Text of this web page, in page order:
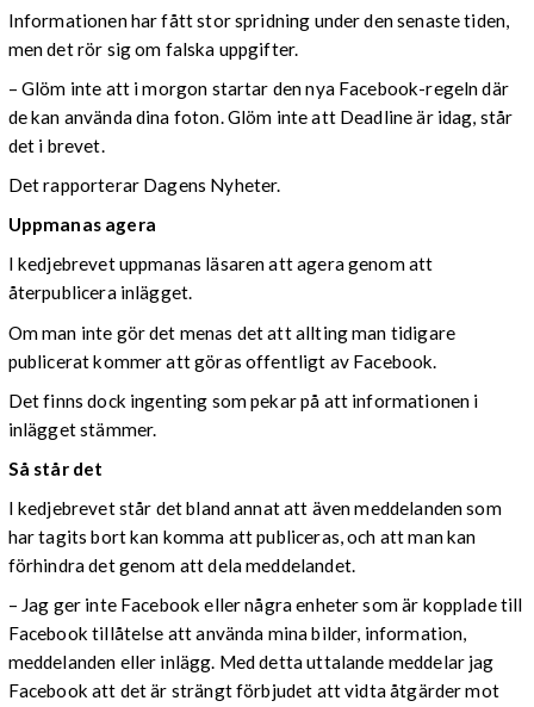
Informationen har fått stor spridning under den senaste tiden,
men det rör sig om falska uppgifter.
– Glöm inte att i morgon startar den nya Facebook-regeln där
de kan använda dina foton. Glöm inte att Deadline är idag, står
det i brevet.
Det rapporterar Dagens Nyheter.
Uppmanas agera
I kedjebrevet uppmanas läsaren att agera genom att
återpublicera inlägget.
Om man inte gör det menas det att allting man tidigare
publicerat kommer att göras offentligt av Facebook.
Det finns dock ingenting som pekar på att informationen i
inlägget stämmer.
Så står det
I kedjebrevet står det bland annat att även meddelanden som
har tagits bort kan komma att publiceras, och att man kan
förhindra det genom att dela meddelandet.
– Jag ger inte Facebook eller några enheter som är kopplade till
Facebook tillåtelse att använda mina bilder, information,
meddelanden eller inlägg. Med detta uttalande meddelar jag
Facebook att det är strängt förbjudet att vidta åtgärder mot